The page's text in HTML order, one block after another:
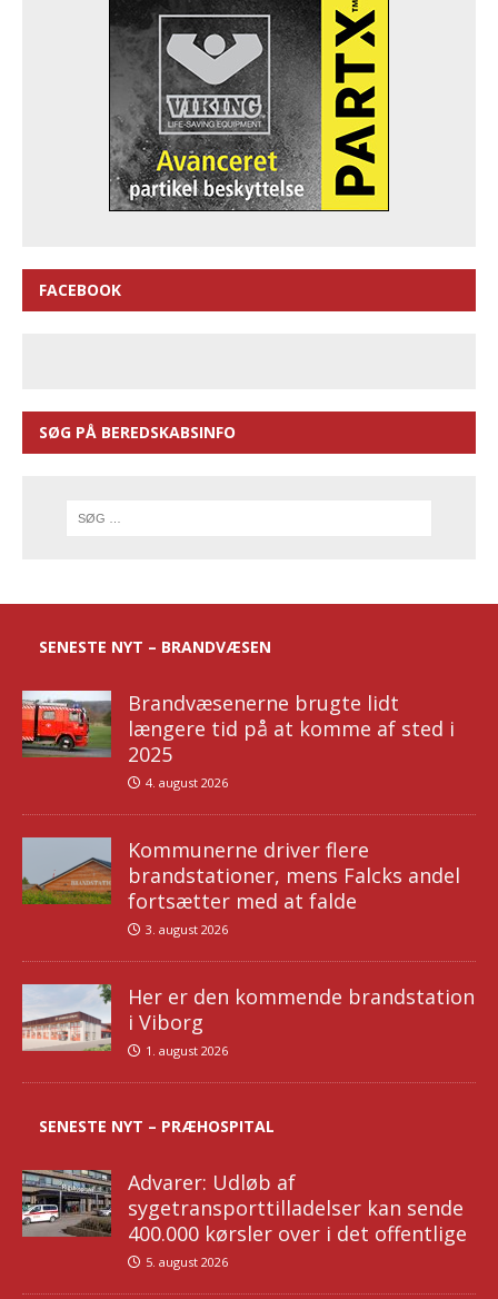
FACEBOOK
SØG PÅ BEREDSKABSINFO
SENESTE NYT – BRANDVÆSEN
Brandvæsenerne brugte lidt
længere tid på at komme af sted i
2025
4. august 2026
Kommunerne driver flere
brandstationer, mens Falcks andel
fortsætter med at falde
3. august 2026
Her er den kommende brandstation
i Viborg
1. august 2026
SENESTE NYT – PRÆHOSPITAL
Advarer: Udløb af
sygetransporttilladelser kan sende
400.000 kørsler over i det offentlige
5. august 2026